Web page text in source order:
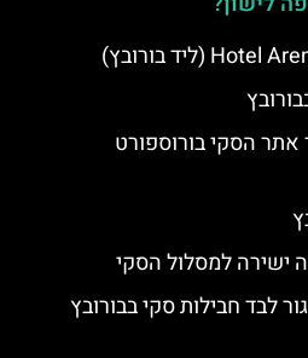
אתר הסקי בורוספורט
ישירה למסלול הסקי
לבד חבילות סקי בבורובץ